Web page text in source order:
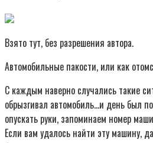
Взято тут, без разрешения автора.
Автомобильные пакости, или как
С каждым наверно случались такие
обрызгивал автомобиль…и день был
опускать руки, запоминаем номер
Если вам удалось найти эту машину,